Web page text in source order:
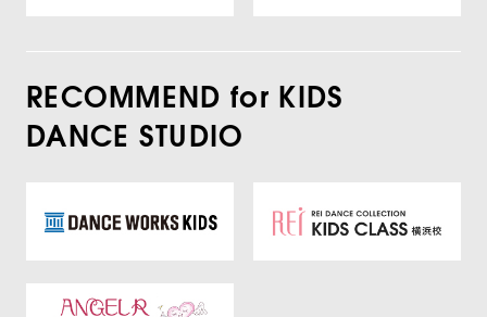
RECOMMEND for KIDS
DANCE STUDIO